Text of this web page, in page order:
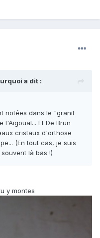
a dit :
notées dans le "granit
l'Aigoual... Et De Brun
cristaux d'orthose
(En tout cas, je suis
là bas !)
y montes